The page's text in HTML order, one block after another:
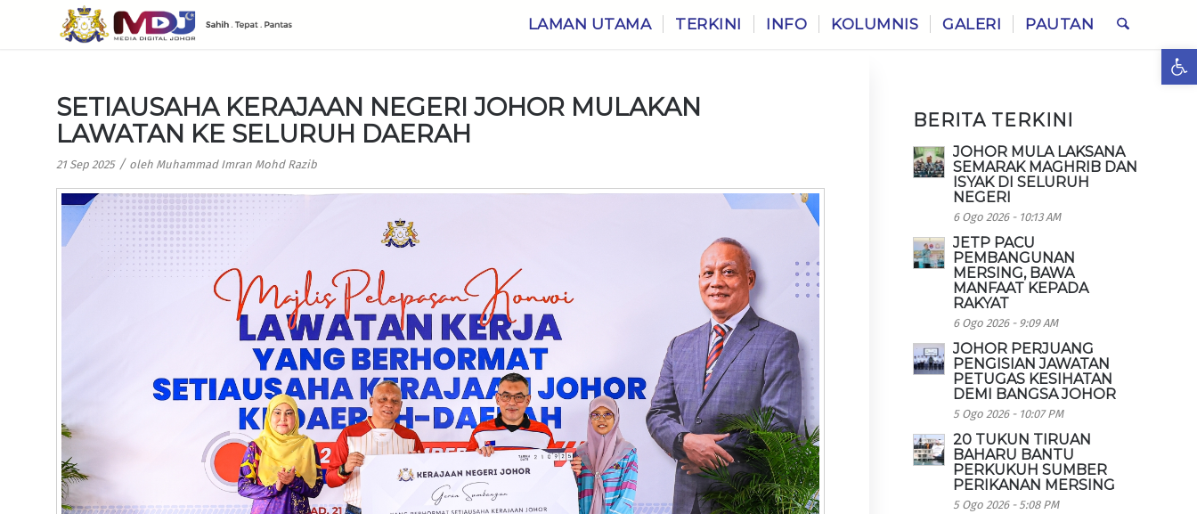
LAMAN UTAMA TERKINI INFO KOLUMNIS GALERI PAUTAN
SETIAUSAHA KERAJAAN NEGERI JOHOR MULAKAN
LAWATAN KE SELURUH DAERAH
21 Sep 2025 / oleh Muhammad Imran Mohd Razib
BERITA TERKINI
JOHOR MULA LAKSANA
SEMARAK MAGHRIB DAN
ISYAK DI SELURUH
NEGERI
6 Ogo 2026 - 10:13 AM
JETP PACU
PEMBANGUNAN
MERSING, BAWA
MANFAAT KEPADA
RAKYAT
6 Ogo 2026 - 9:09 AM
JOHOR PERJUANG
PENGISIAN JAWATAN
PETUGAS KESIHATAN
DEMI BANGSA JOHOR
5 Ogo 2026 - 10:07 PM
20 TUKUN TIRUAN
BAHARU BANTU
PERKUKUH SUMBER
PERIKANAN MERSING
5 Ogo 2026 - 5:08 PM